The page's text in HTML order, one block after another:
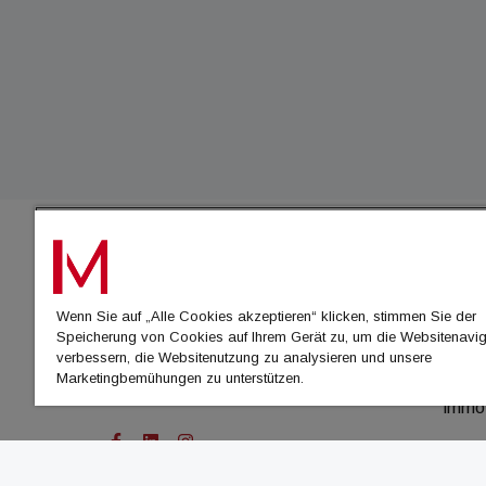
Wenn Sie auf „Alle Cookies akzeptieren“ klicken, stimmen Sie der
Speicherung von Cookies auf Ihrem Gerät zu, um die
verbessern, die Websitenutzung zu analysieren und unsere
Marketingbemühungen zu unterstützen.